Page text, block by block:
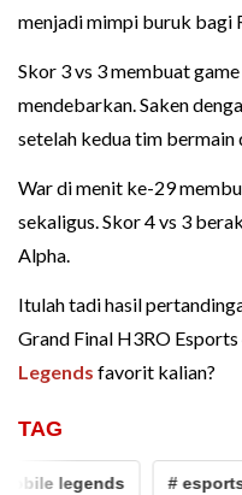
menjadi mimpi buruk bagi
Skor 3 vs 3 membuat
mendebarkan. Saken
setelah kedua tim bermain
War di menit ke-29
sekaligus. Skor 4 vs 3
Alpha.
Itulah tadi hasil
Grand Final H3RO
Legends favorit kalian?
TAG
legends # esports